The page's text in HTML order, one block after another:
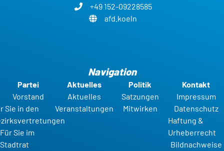
+49 152-09228585
afd.koeln
Navigation
Partei
Vorstand
Sie in den
Für Sie im
Stadtrat
Aktuelles
Aktuelles
Veranstaltungen
Politik
Satzungen
Mitwirken
Kontakt
Impressum
Datenschutz
Haftung &
Urheberrecht
Bildnachweise